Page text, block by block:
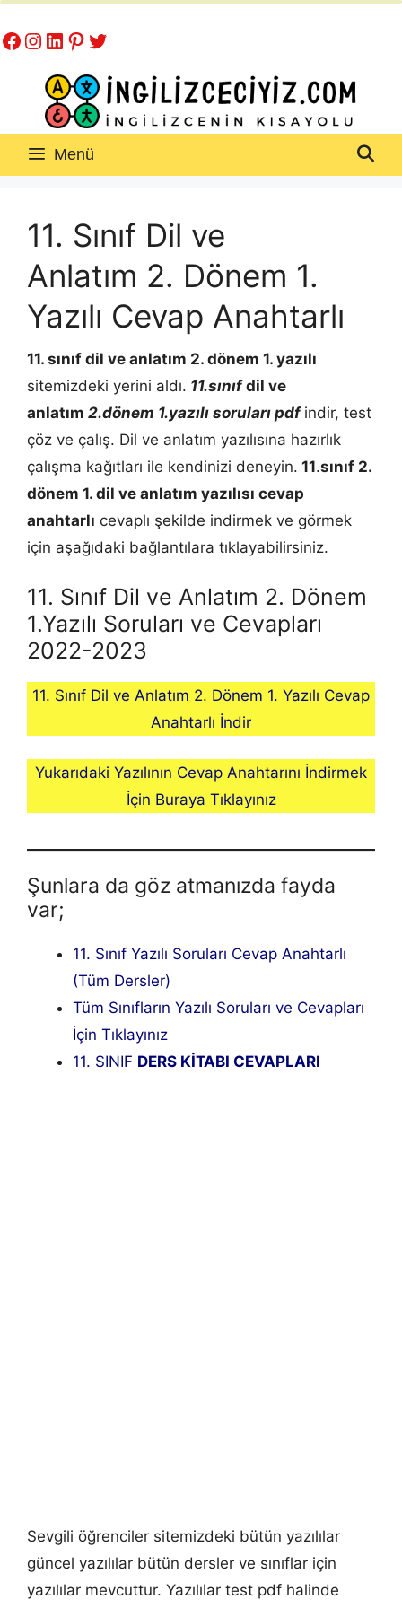
atla
Facebook
Instagram
LinkedIn
Pinterest
Twitter
Menü
11. Sınıf Dil ve
Anlatım 2. Dönem 1.
Yazılı Cevap Anahtarlı
11. sınıf dil ve anlatım 2. dönem 1. yazılı
sitemizdeki yerini aldı. 11.sınıfdil ve
anlatım 2.dönem 1.yazılı soruları pdf indir, test
çöz ve çalış. Dil ve anlatım yazılısına hazırlık
çalışma kağıtları ile kendinizi deneyin. 11.sınıf 2.
dönem 1. dil ve anlatım yazılısı cevap
anahtarlı cevaplı şekilde indirmek ve görmek
için aşağıdaki bağlantılara tıklayabilirsiniz.
11. Sınıf Dil ve Anlatım 2. Dönem
1.Yazılı Soruları ve Cevapları
2022-2023
11. Sınıf Dil ve Anlatım 2. Dönem 1. Yazılı Cevap
Anahtarlı İndir
Yukarıdaki Yazılının Cevap Anahtarını İndirmek
İçin Buraya Tıklayınız
Şunlara da göz atmanızda fayda
var;
11. Sınıf Yazılı Soruları Cevap Anahtarlı
(Tüm Dersler)
Tüm Sınıfların Yazılı Soruları ve Cevapları
İçin Tıklayınız
11. SINIF DERS KİTABI CEVAPLARI
Sevgili öğrenciler sitemizdeki bütün yazılılar
güncel yazılılar bütün dersler ve sınıflar için
yazılılar mevcuttur. Yazılılar test pdf halinde